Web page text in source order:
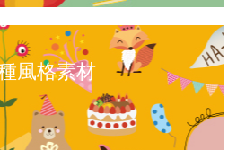
風格素材